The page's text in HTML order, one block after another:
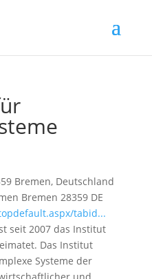
Bremen, Deutschland
Bremen 28359 DE
tabid...
seit 2007 das Institut
Das Institut
Systeme der